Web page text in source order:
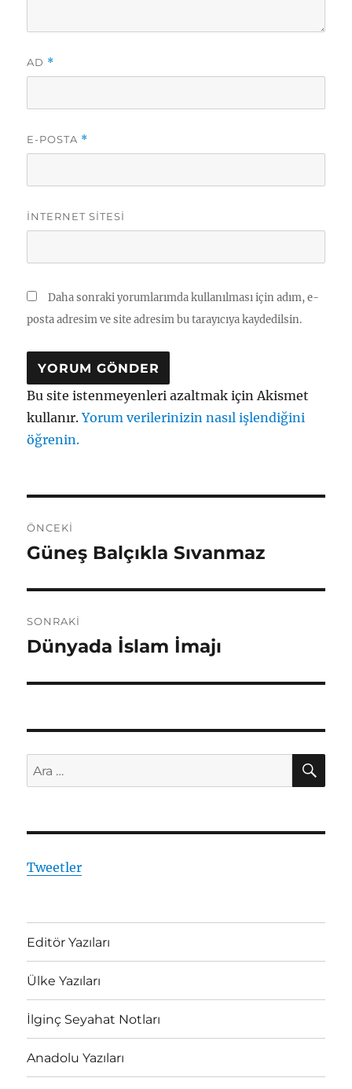
AD *
E-POSTA *
İNTERNET SITESI
Daha sonraki yorumlarımda kullanılması için adım, e-
posta adresim ve site adresim bu tarayıcıya kaydedilsin.
Bu site istenmeyenleri azaltmak için Akismet
kullanır.Yorum verilerinizin nasıl işlendiğini
öğrenin.
gezinmesi
ÖNCEKI
Önceki
Güneş Balçıkla Sıvanmaz
SONRAKI
Sonraki
Dünyada İslam İmajı
Ara:
Tweetler
Editör Yazıları
Ülke Yazıları
İlginç Seyahat Notları
Anadolu Yazıları